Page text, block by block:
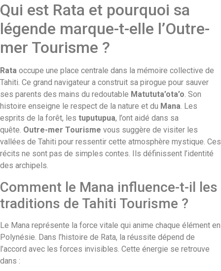
Qui est Rata et pourquoi sa
légende marque-t-elle l’Outre-
mer Tourisme ?
Rata occupe une place centrale dans la mémoire collective de
Tahiti. Ce grand navigateur a construit sa pirogue pour sauver
ses parents des mains du redoutable Matututa’ota’o. Son
histoire enseigne le respect de la nature et du Mana. Les
esprits de la forêt, les tuputupua, l’ont aidé dans sa
quête. Outre-mer Tourisme vous suggère de visiter les
vallées de Tahiti pour ressentir cette atmosphère mystique. Ces
récits ne sont pas de simples contes. Ils définissent l’identité
des archipels.
Comment le Mana influence-t-il les
traditions de Tahiti Tourisme ?
Le Mana représente la force vitale qui anime chaque élément en
Polynésie. Dans l’histoire de Rata, la réussite dépend de
l’accord avec les forces invisibles. Cette énergie se retrouve
dans :